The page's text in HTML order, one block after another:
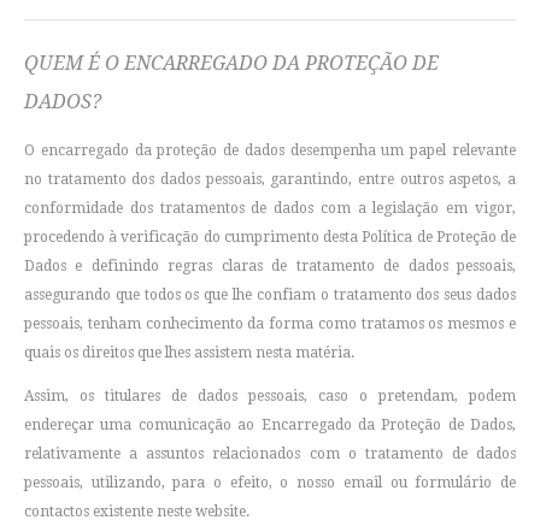
QUEM É O ENCARREGADO DA PROTEÇÃO DE
DADOS?
O encarregado da proteção de dados desempenha um papel relevante
no tratamento dos dados pessoais, garantindo, entre outros aspetos, a
conformidade dos tratamentos de dados com a legislação em vigor,
procedendo à verificação do cumprimento desta Política de Proteção de
Dados e definindo regras claras de tratamento de dados pessoais,
assegurando que todos os que lhe confiam o tratamento dos seus dados
pessoais, tenham conhecimento da forma como tratamos os mesmos e
quais os direitos que lhes assistem nesta matéria.
Assim, os titulares de dados pessoais, caso o pretendam, podem
endereçar uma comunicação ao Encarregado da Proteção de Dados,
relativamente a assuntos relacionados com o tratamento de dados
pessoais, utilizando, para o efeito, o nosso email ou formulário de
contactos existente neste website.